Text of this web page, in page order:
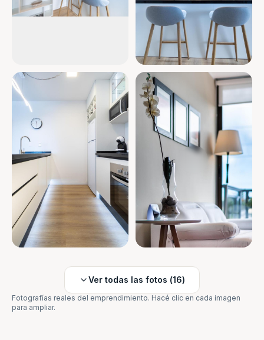
Ver todas las fotos (16)
Fotografías reales del emprendimiento. Hacé clic en cada imagen
para ampliar.